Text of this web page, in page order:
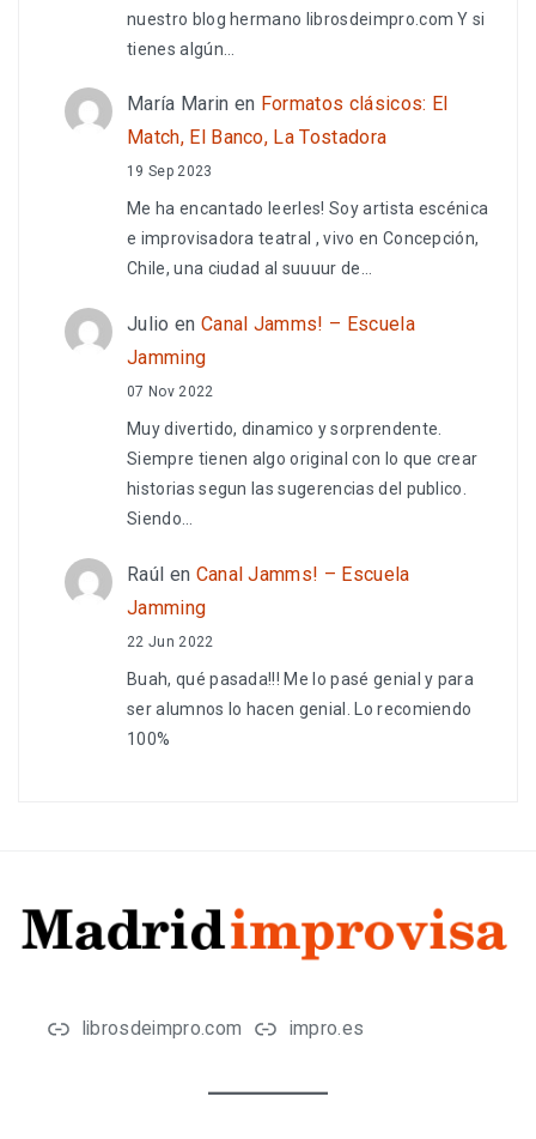
nuestro blog hermano librosdeimpro.com Y si
tienes algún…
María Marin en Formatos clásicos: El
Match, El Banco, La Tostadora
19 Sep 2023
Me ha encantado leerles! Soy artista escénica
e improvisadora teatral , vivo en Concepción,
Chile, una ciudad al suuuur de…
Julio en Canal Jamms! – Escuela
Jamming
07 Nov 2022
Muy divertido, dinamico y sorprendente.
Siempre tienen algo original con lo que crear
historias segun las sugerencias del publico.
Siendo…
Raúl en Canal Jamms! – Escuela
Jamming
22 Jun 2022
Buah, qué pasada!!! Me lo pasé genial y para
ser alumnos lo hacen genial. Lo recomiendo
100%
librosdeimpro.com impro.es